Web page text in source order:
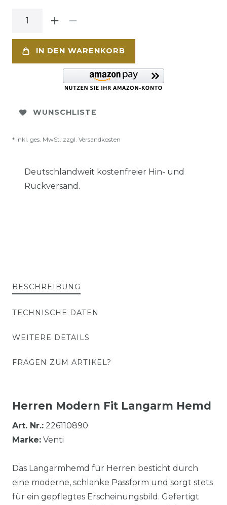
IN DEN WARENKORB
WUNSCHLISTE
* inkl. ges. MwSt. zzgl. Versandkosten
Deutschlandweit kostenfreier Hin- und
Rückversand.
BESCHREIBUNG
TECHNISCHE DATEN
WEITERE DETAILS
FRAGEN ZUM ARTIKEL?
Herren Modern Fit Langarm Hemd
Art. Nr.: 226110890
Marke: Venti
Das Langarmhemd für Herren besticht durch
eine moderne, schlanke Passform und sorgt stets
für ein gepflegtes Erscheinungsbild. Gefertigt